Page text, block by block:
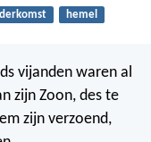
hemel
vijanden waren al
zijn Zoon, des te
zijn verzoend,